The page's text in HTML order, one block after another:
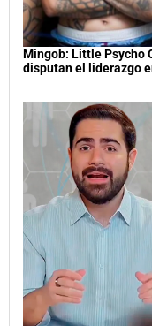
Mingob: Little Psycho
disputan el liderazgo